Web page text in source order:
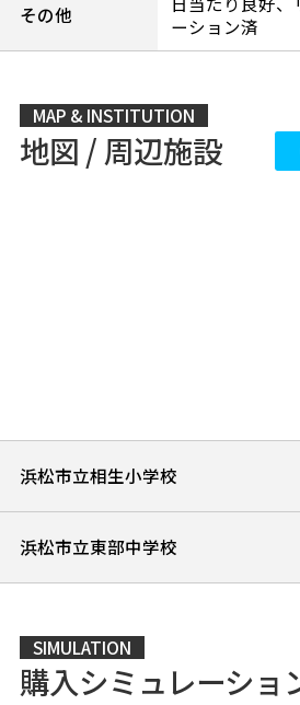
その他
ーション済
MAP & INSTITUTION
地図 / 周辺施設
浜松市立相生小学校
浜松市立東部中学校
SIMULATION
購入シミュレーショ